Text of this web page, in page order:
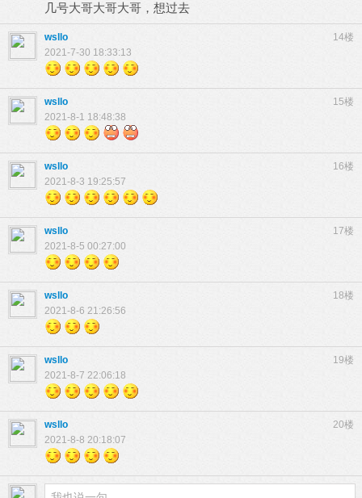
几号大哥大哥大哥，想过去
14楼
wsllo
2021-7-30 18:33:13
15楼
wsllo
2021-8-1 18:48:38
16楼
wsllo
2021-8-3 19:25:57
17楼
wsllo
2021-8-5 00:27:00
18楼
wsllo
2021-8-6 21:26:56
19楼
wsllo
2021-8-7 22:06:18
20楼
wsllo
2021-8-8 20:18:07